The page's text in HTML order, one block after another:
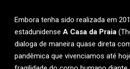
Embora tenha sido realizada em
estadunidense A Casa da Praia
dialoga de maneira quase direta
pandêmica que vivenciamos até